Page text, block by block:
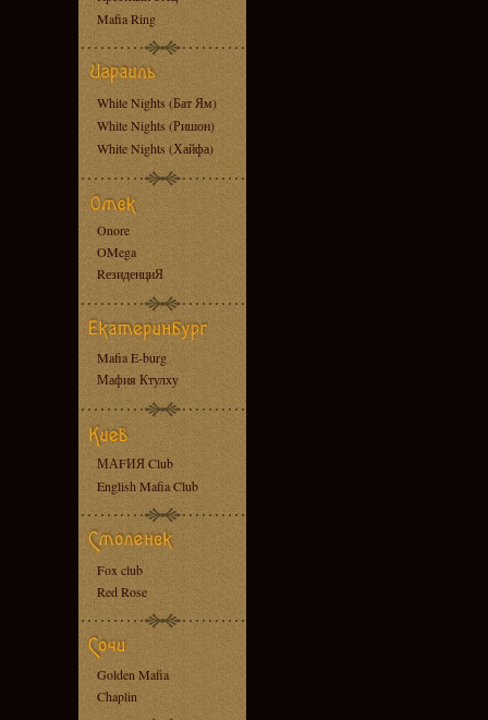
Mafia Ring
White Nights (Бат Ям)
White Nights (Ришон)
White Nights (Хайфа)
Onore
OMega
RезиденциЯ
Mafia E-burg
Мафия Ктулху
МАFИЯ Club
English Mafia Club
Fox club
Red Rose
Golden Mafia
Chaplin